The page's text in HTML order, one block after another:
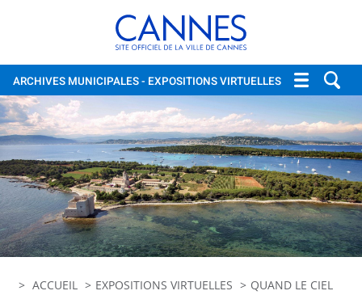
Cannes, site officiel de la
ARCHIVES MUNICIPALES- EXPOSITIONS VIRTUELLES
ACCUEIL EXPOSITIONS VIRTUELLES
QUAND LE CIEL